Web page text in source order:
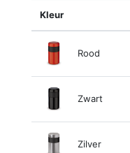
Kleur
Rood
Zwart
Zilver